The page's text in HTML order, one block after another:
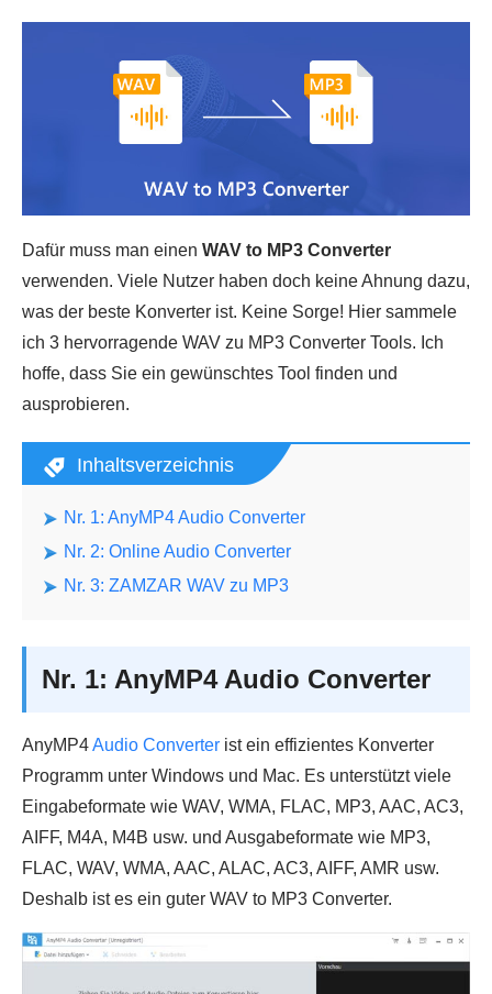
Dafür muss man einen WAV to MP3 Converter
verwenden. Viele Nutzer haben doch keine Ahnung dazu,
was der beste Konverter ist. Keine Sorge! Hier sammele
ich 3 hervorragende WAV zu MP3 Converter Tools. Ich
hoffe, dass Sie ein gewünschtes Tool finden und
ausprobieren.
Inhaltsverzeichnis
Nr. 1: AnyMP4 Audio Converter
Nr. 2: Online Audio Converter
Nr. 3: ZAMZAR WAV zu MP3
Nr. 1: AnyMP4 Audio Converter
AnyMP4Audio Converter ist ein effizientes Konverter
Programm unter Windows und Mac. Es unterstützt viele
Eingabeformate wie WAV, WMA, FLAC, MP3, AAC, AC3,
AIFF, M4A, M4B usw. und Ausgabeformate wie MP3,
FLAC, WAV, WMA, AAC, ALAC, AC3, AIFF, AMR usw.
Deshalb ist es ein guter WAV to MP3 Converter.